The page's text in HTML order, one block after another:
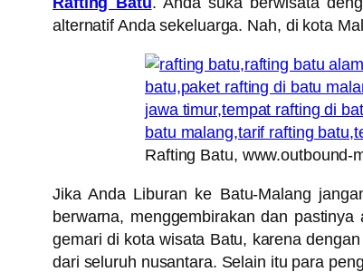
alternatif Anda sekeluarga. Nah, di kota
Rafting Batu, www.outbound-
Jika Anda Liburan ke Batu-Malang
berwarna, menggembirakan dan
gemari di kota wisata Batu, karena
dari seluruh nusantara. Selain itu para